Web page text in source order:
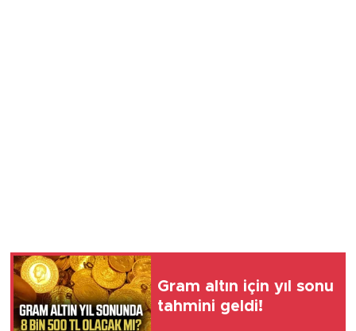
Gram altın için yıl sonu
tahmini geldi!